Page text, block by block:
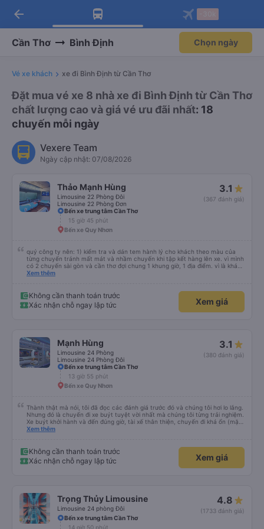
Tải app Vexere ngay!
Nhận ưu đãi thành viên độc
Mở app
Tải app Vexere
-30k/ghế khi đặt vé máy bay qua
Mở app
arrow_back
Cần Thơ Bình Định Chọn ngày
Vé xe khách xe đi Bình Định từ Cần Thơ
Đặt mua vé xe 8 nhà xe đi Bình Định từ Cần Thơ
chất lượng cao và giá vé ưu đãi nhất: 18
chuyến mỗi ngày
Vexere Team
Ngày cập nhật: 07/08/2026
Thảo Mạnh Hùng
Limousine 22 Phòng Đôi
Limousine 22 Phòng Đơn
3.1
(367 đánh giá)
Bến xe trung tâm Cần Thơ
15 giờ 45 phút
Bến xe Quy Nhơn
quý công ty nên: 1) kiểm tra và dán tem hành lý cho khách theo màu của
từng chuyến tránh mất mát và nhầm chuyến khi tập kết hàng lên xe. vì mình
có 2 chuyến sài gòn và cần thơ đợi chung 1 khung giờ, 1 địa điểm. vì là khách
thân thiết của quý công ty nên rất hài lòng và tin tưởng. tuy nhiên rất mong
thì chắc chắn quy công ty là nhà xe được yêu thích và lựa chọn số 1 quy
nhơn. rất cảm ơn quý anh chị em cty cũng như chị Thảo đã lắng nghe và
tiếp nhận. " khách hàng thân thiết nhiều năm của nhà xe từ thời sinh viên"
Xem thêm
Không cần thanh toán trước
Xác nhận chỗ ngay lập tức
Xem giá
Mạnh Hùng
Limousine 24 Phòng
Limousine 24 Phòng Đôi
3.1
(380 đánh giá)
Bến xe trung tâm Cần Thơ
13 giờ 55 phút
Bến xe Quy Nhơn
Thành thật mà nói, tôi đã đọc các đánh giá trước đó và chúng tôi hơi lo lắng.
Nhưng đó là chuyến đi xe buýt tuyệt vời nhất mà chúng tôi từng trải nghiệm.
Xe buýt khởi hành và đến đúng giờ, tài xế thân thiện, chuyến đi khá ổn (mặc
dù vẫn hơi xóc, nhưng đó là đặc trưng của Việt Nam ^^), và chỗ ngồi thoải
Xem thêm
Không cần thanh toán trước
Xác nhận chỗ ngay lập tức
Xem giá
Trọng Thủy Limousine
Limousine 24 phòng Đôi
4.8
(1733 đánh giá)
Bến xe trung tâm Cần Thơ
14 giờ 50 phút